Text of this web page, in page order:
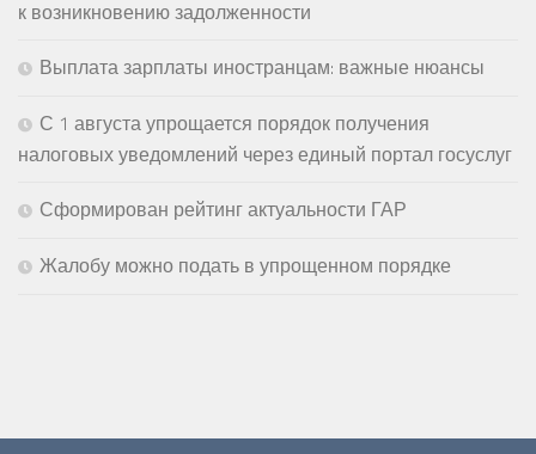
к возникновению задолженности
Выплата зарплаты иностранцам: важные нюансы
С 1 августа упрощается порядок получения
налоговых уведомлений через единый портал госуслуг
Сформирован рейтинг актуальности ГАР
Жалобу можно подать в упрощенном порядке